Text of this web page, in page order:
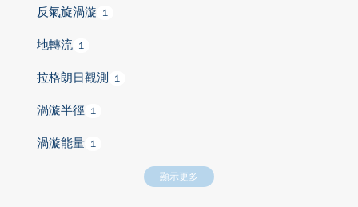
反氣旋渦漩 1
地轉流 1
拉格朗日觀測 1
渦漩半徑 1
渦漩能量 1
顯示更多